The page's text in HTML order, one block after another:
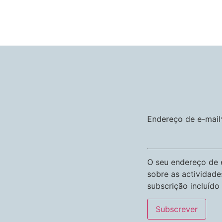
Endereço de e-
O seu endereço
sobre as
subscrição incluído